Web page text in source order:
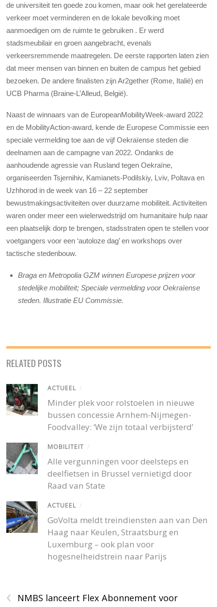
de universiteit ten goede zou komen, maar ook het gerelateerde
verkeer moet verminderen en de lokale bevolking moet
aanmoedigen om de ruimte te gebruiken . Er werd
stadsmeubilair en groen aangebracht, evenals
verkeersremmende maatregelen. De eerste rapporten laten zien
dat meer mensen van binnen en buiten de campus het gebied
bezoeken. De andere finalisten zijn Ar2gether (Rome, Italië) en
UCB Pharma (Braine-L’Alleud, België).
Naast de winnaars van de EuropeanMobilityWeek-award 2022
en de MobilityAction-award, kende de Europese Commissie een
speciale vermelding toe aan de vijf Oekraïense steden die
deelnamen aan de campagne van 2022. Ondanks de
aanhoudende agressie van Rusland tegen Oekraïne,
organiseerden Tsjernihiv, Kamianets-Podilskiy, Lviv, Poltava en
Uzhhorod in de week van 16 – 22 september
bewustmakingsactiviteiten over duurzame mobiliteit. Activiteiten
waren onder meer een wielerwedstrijd om humanitaire hulp naar
een plaatselijk dorp te brengen, stadsstraten open te stellen voor
voetgangers voor een ‘autoloze dag’ en workshops over
tactische stedenbouw.
Braga en Metropolia GZM winnen Europese prijzen voor
stedelijke mobiliteit; Speciale vermelding voor Oekraïense
steden. Illustratie EU Commissie.
RELATED POSTS
ACTUEEL /
Minder plek voor rolstoelen in nieuwe
bussen concessie Arnhem-Nijmegen-
Foodvalley: ‘We zijn totaal verbijsterd’
MOBILITEIT /
Alle vergunningen voor deelsteps en
deelfietsen in Brussel vernietigd door
Raad van State
ACTUEEL /
GoVolta meldt treindiensten aan van Den
Haag naar Keulen, Straatsburg en
Luxemburg – ook plan voor
hogesnelheidstrein naar Parijs
‹
NMBS lanceert Flex Abonnement voor